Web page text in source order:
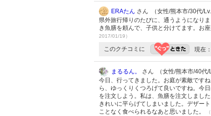
ERAたん さん （女性/熊本市/30代/
県外旅行帰りのたびに、通うようになり
き魚膳を頼んで、子供と分けてます。お
2017/01/19）
このクチコミに 現在：
まるるん。
さん （女性/熊本市/40代/
今日、行ってきました。お庭が素敵です
ら、ゆっくりくつろげて良いですね。今
を注文しよう。私は、魚膳を注文しまし
きれいに平らげてしまいました。デザー
ことなく食べられるなあと思いました。